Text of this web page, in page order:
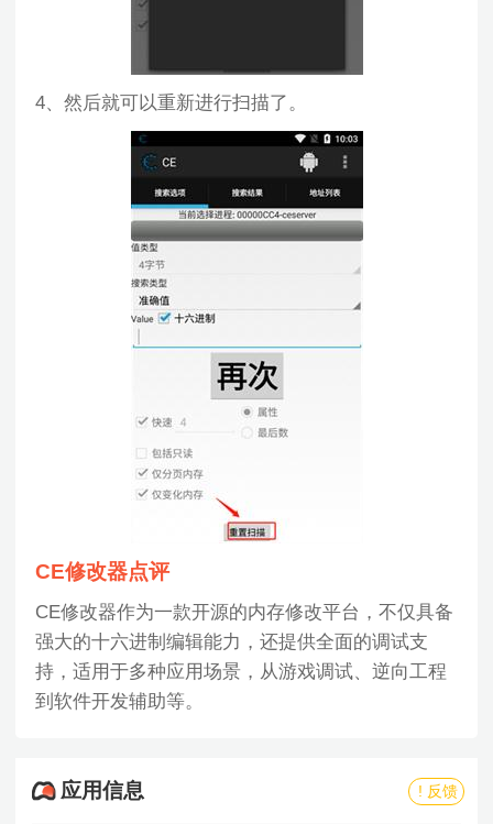
4、然后就可以重新进行扫描了。
CE修改器点评
CE修改器作为一款开源的内存修改平台，不仅具备
强大的十六进制编辑能力，还提供全面的调试支
持，适用于多种应用场景，从游戏调试、逆向工程
到软件开发辅助等。
应用信息 ! 反馈